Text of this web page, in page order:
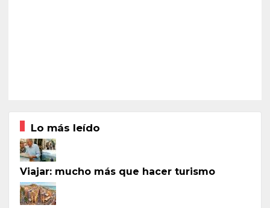
Lo más leído
Viajar: mucho más que hacer turismo